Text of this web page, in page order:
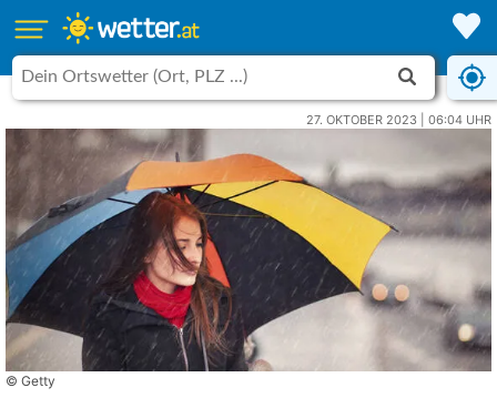
27. OKTOBER 2023 | 06:04 UHR
© Getty